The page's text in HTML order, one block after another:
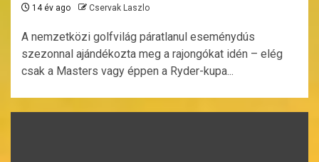
14 év ago Cservak Laszlo
A nemzetközi golfvilág páratlanul eseménydús
szezonnal ajándékozta meg a rajongókat idén – elég
csak a Masters vagy éppen a Ryder-kupa...